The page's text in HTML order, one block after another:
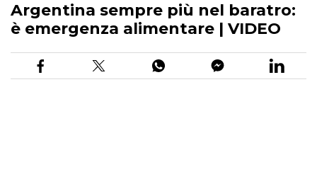
Argentina sempre più nel baratro:
è emergenza alimentare | VIDEO